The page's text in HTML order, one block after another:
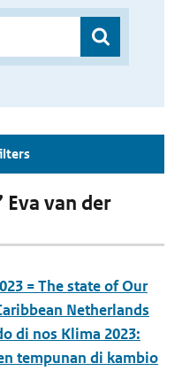
van der
= The state of Our
Netherlands
di nos Klima 2023:
tempunan di kambio